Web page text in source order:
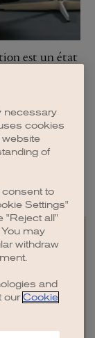
est un état
necessary
cookies
website
of
to
Settings"
"Reject all"
may
withdraw
and
our Cookie